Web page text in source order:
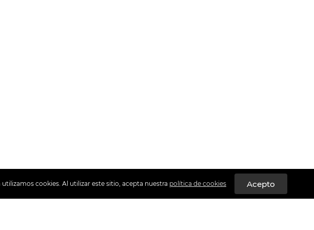
cookies. Al utilizar este sitio, acepta nuestra política de cookies